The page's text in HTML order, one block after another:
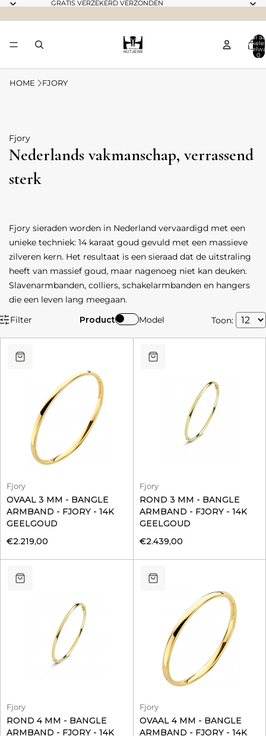
GRATIS VERZEKERD VERZONDEN
Totaal
0
HOME FJORY
Fjory
Nederlands vakmanschap, verrassend
sterk
Fjory sieraden worden in Nederland vervaardigd met een
unieke techniek: 14 karaat goud gevuld met een massieve
zilveren kern. Het resultaat is een sieraad dat de uitstraling
heeft van massief goud, maar nagenoeg niet kan deuken.
Slavenarmbanden, colliers, schakelarmbanden en hangers
die een leven lang meegaan.
Filter
Product Model Toon:
Fjory
OVAAL 3 MM - BANGLE
ARMBAND - FJORY - 14K
GEELGOUD
€2.219,00
Fjory
ROND 3 MM - BANGLE
ARMBAND - FJORY - 14K
GEELGOUD
€2.439,00
Fjory
ROND 4 MM - BANGLE
ARMBAND - FJORY - 14K
Fjory
OVAAL 4 MM - BANGLE
ARMBAND - FJORY - 14K